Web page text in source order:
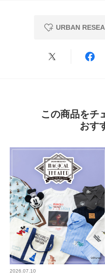
LIFESTYLE
絞り込み
使いやすい
色：BEG×GRN/ サイズ：25×25
no name
URBAN
この商品をチ
おす
2026.07.10